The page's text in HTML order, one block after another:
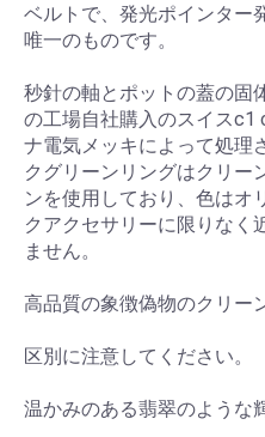
ベルトで、発光ポインター
唯一のものです。
秒針の軸とポットの蓋の固
の工場自社購入のスイスc1
ナ電気メッキによって処理
クグリーンリングはクリー
ンを使用しており、色はオ
クアクセサリーに限りなく
ません。
高品質の象徴偽物のクリー
区別に注意してください。
温かみのある翡翠のような